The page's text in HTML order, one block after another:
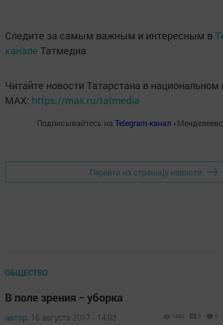
Следите за самым важным и интересным в
канале Татмедиа
Читайте новости Татарстана в
MАХ: https://max.ru/tatmedia
Подписывайтесь на Telegram-канал
Перейти на страницу новости
ОБЩЕСТВО
В поле зрения − уборка
автор, 16 августа 2017 - 14:03 1394 0 0